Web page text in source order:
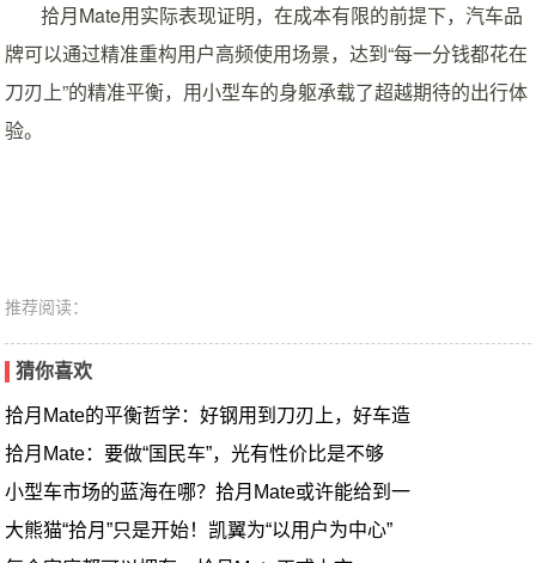
拾月Mate用实际表现证明，在成本有限的前提下，汽车品
牌可以通过精准重构用户高频使用场景，达到“每一分钱都花在
刀刃上”的精准平衡，用小型车的身躯承载了超越期待的出行体
验。
推荐阅读：
猜你喜欢
拾月Mate的平衡哲学：好钢用到刀刃上，好车造
拾月Mate：要做“国民车”，光有性价比是不够
小型车市场的蓝海在哪？拾月Mate或许能给到一
大熊猫“拾月”只是开始！凯翼为“以用户为中心”